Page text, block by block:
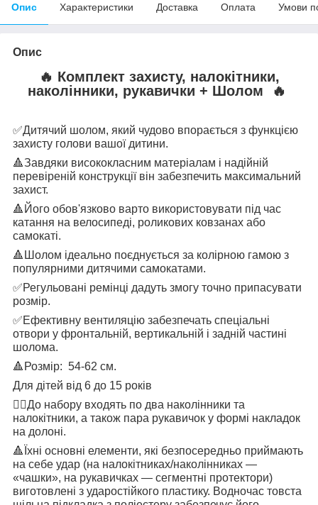
Опис Характеристики Доставка Оплата Умови
Опис
🔥 Комплект захисту, налокітники,
наколінники, рукавички + Шолом 🔥
✅Дитячий шолом, який чудово впорається з функцією
захисту голови вашої дитини.
🔺Завдяки висококласним матеріалам і надійній
перевіреній конструкції він забезпечить максимальний
захист.
🔺 Його обов'язково варто використовувати під час
катання на велосипеді, роликових ковзанах або
самокаті.
🔺 Шолом ідеально поєднується за колірною гамою з
популярними дитячими самокатами.
✅Регульовані ремінці дадуть змогу точно припасувати
розмір.
✅Ефективну вентиляцію забезпечать спеціальні
отвори у фронтальній, вертикальній і задній частині
шолома.
🔺 Розмір: 54-62 см.
Для дітей від 6 до 15 років
👉🏻До набору входять по два наколінники та
налокітники, а також пара рукавичок у формі накладок
на долоні.
🔺 Їхні основні елементи, які безпосередньо приймають
на себе удар (на налокітниках/наколінниках —
«чашки», на рукавичках — сегментні протектори)
виготовлені з ударостійкого пластику. Водночас товста